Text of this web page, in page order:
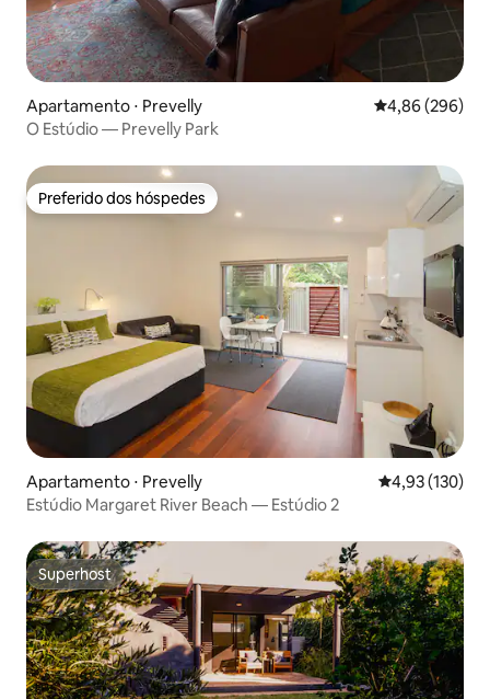
Apartamento ⋅ Prevelly 4,86 de uma
4,86 (296)
O Estúdio — Prevelly Park
Preferido dos hóspedes
Preferido dos hóspedes
Apartamento ⋅ Prevelly 4,93 de uma
4,93 (130)
Estúdio Margaret River Beach — Estúdio 2
Superhost
Superhost